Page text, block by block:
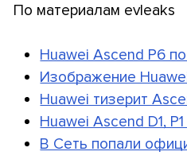
По материалам evleaks
Huawei Ascend P6
Изображение
Huawei тизерит
Huawei Ascend D1,
В Сеть попали